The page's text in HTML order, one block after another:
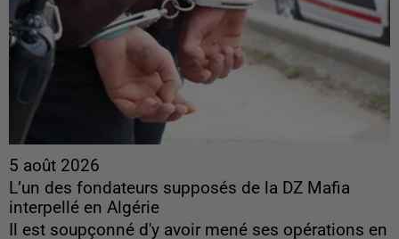
5 août 2026
L’un des fondateurs supposés de la DZ Mafia
interpellé en Algérie
Il est soupçonné d'y avoir mené ses opérations en